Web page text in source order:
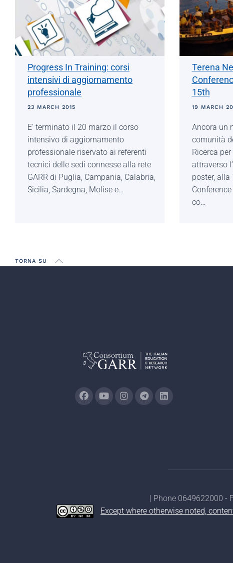
Progress In Training: corsi
intensivi di aggiornamento
professionale
23 MARCH 2015
E' terminato il 20 marzo il corso
intensivo di aggiornamento
professionale riservato ai referenti
tecnici delle sedi connesse alla rete
GARR di Puglia, Campania, Calabria,
Sicilia, Sardegna, Molise e…
Terena
15th
19 MARCH
Ancora un
comunità
Ricerca
attraverso
poster, alla
co…
TORNA SU
| Phone 0649622000 -
Except where otherwise noted,